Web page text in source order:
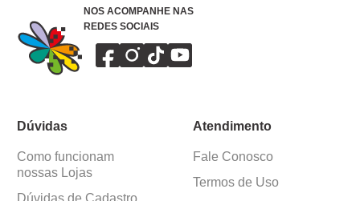
NOS ACOMPANHE NAS
REDES SOCIAIS
Dúvidas
Como funcionam
nossas Lojas
Dúvidas de Cadastro
Atendimento
Fale Conosco
Termos de Uso